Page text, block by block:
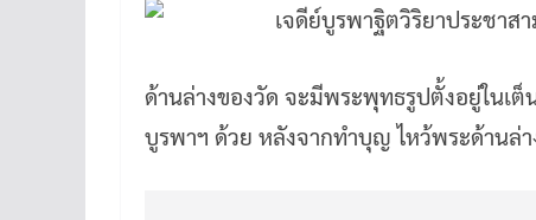
ด้านล่างของวัด จะมีพระพุทธรูปตั้งอยู่ในเ
บูรพาฯ ด้วย หลังจากทำบุญ ไหว้พระด้านล่า